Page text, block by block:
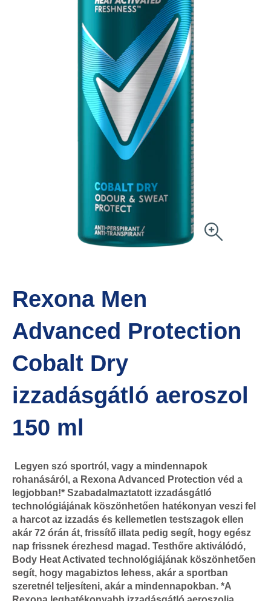
Rexona Men
Advanced Protection
Cobalt Dry
izzadásgátló aeroszol
150 ml
Legyen szó sportról, vagy a mindennapok
rohanásáról, a Rexona Advanced Protection véd a
legjobban!* Szabadalmaztatott izzadásgátló
technológiájának köszönhetően hatékonyan veszi fel
a harcot az izzadás és kellemetlen testszagok ellen
akár 72 órán át, frissítő illata pedig segít, hogy egész
nap frissnek érezhesd magad. Testhőre aktiválódó,
Body Heat Activated technológiájának köszönhetően
segít, hogy magabiztos lehess, akár a sportban
szeretnél teljesíteni, akár a mindennapokban. *A